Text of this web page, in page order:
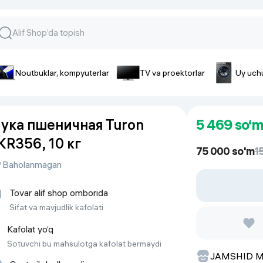
va gadjetlar
Smartfonlar uchun g’ilof
iPhone uchun g’ilof
Kabellar
Portativ batareyalar
Noutbuklar, kompyuterlar TV va proektorlar Uy
пшеничная Turon
10 кг
Baholanmagan
Tovar alif shop omborida
Sifat va mavjudlik kafolati
Kafolat yo‘q
Sotuvchi bu mahsulotga kafolat bermaydi
5 469
75 000 so'm
JAMSHID